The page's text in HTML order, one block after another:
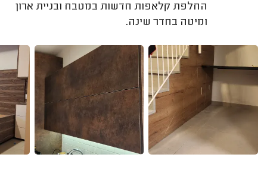
החלפת קלאפות חדשות במטבח ובניית ארון
ומיטה בחדר שינה.